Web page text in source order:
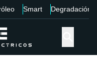
Smart Degradación